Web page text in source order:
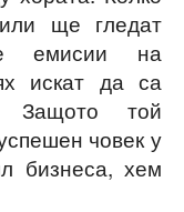
ще гледат
емисии на
искат да са
Защото той
човек у
бизнеса, хем